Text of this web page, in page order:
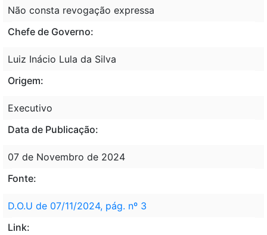
Não consta revogação expressa
Chefe de Governo:
Luiz Inácio Lula da Silva
Origem:
Executivo
Data de Publicação:
07 de Novembro de 2024
Fonte:
D.O.U de 07/11/2024, pág. nº 3
Link: